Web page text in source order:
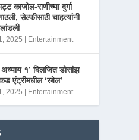
काजोल-राणीच्या दुर्गा
सेल्फीसाठी चाहत्यांनी
2025 Entertainment
अध्याय १’ दिलजित डोसांझ
एंट्रीमधील ‘रबेल’
2025 Entertainment